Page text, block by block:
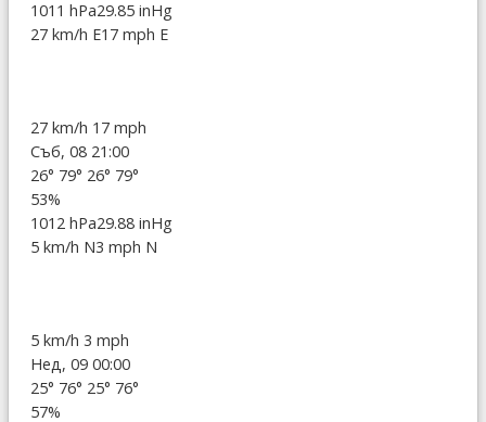
1011 hPa29.85 inHg
27 km/h E17 mph E
27 km/h 17 mph
Съб, 08 21:00
26° 79° 26° 79°
53%
1012 hPa29.88 inHg
5 km/h N3 mph N
5 km/h 3 mph
Нед, 09 00:00
25° 76° 25° 76°
57%